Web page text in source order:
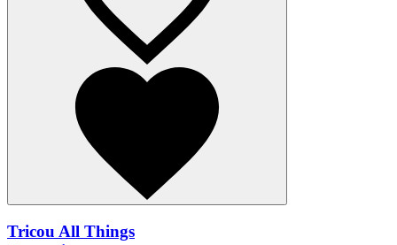
Tricou All Things